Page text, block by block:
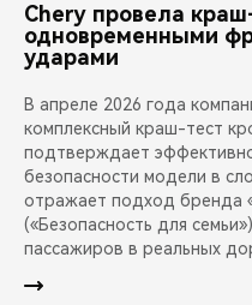
Chery провела
одновременными
ударами
В апреле 2026 года
комплексный краш-тест
подтверждает
безопасности модели в
отражает подход бренда
(«Безопасность для
пассажиров в реальных